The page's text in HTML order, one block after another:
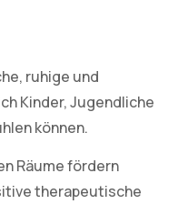
ruhige und
Kinder, Jugendliche
können.
Räume fördern
therapeutische